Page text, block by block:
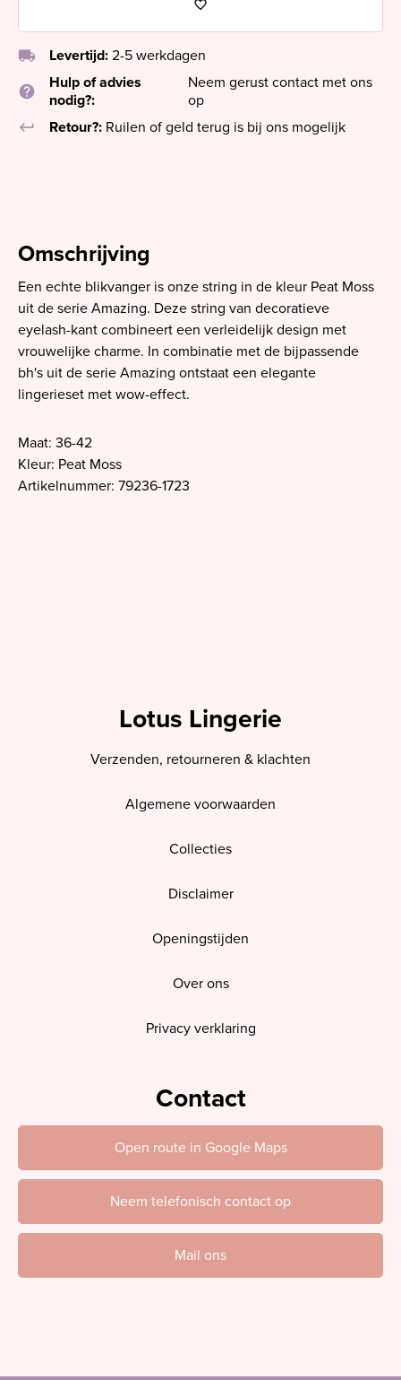
local_shipping Levertijd: 2-5 werkdagen
help
Hulp of advies
nodig?:
Neem gerust contact met ons
op
keyboard_return
Retour?: Ruilen of geld terug is bij ons mogelijk
Omschrijving
Een echte blikvanger is onze string in de kleur Peat Moss
uit de serie Amazing. Deze string van decoratieve
eyelash-kant combineert een verleidelijk design met
vrouwelijke charme. In combinatie met de bijpassende
bh's uit de serie Amazing ontstaat een elegante
lingerieset met wow-effect.
Maat: 36-42
Kleur: Peat Moss
Artikelnummer: 79236-1723
Lotus Lingerie
Verzenden, retourneren & klachten
Algemene voorwaarden
Collecties
Disclaimer
Openingstijden
Over ons
Privacy verklaring
Contact
Open route in Google Maps
Neem telefonisch contact op
Mail ons